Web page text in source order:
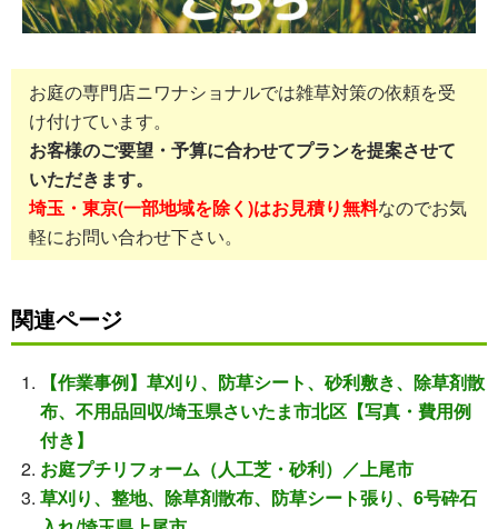
お庭の専門店ニワナショナルでは雑草対策の依頼を受
け付けています。
お客様のご要望・予算に合わせてプランを提案させて
いただきます。
埼玉・東京(一部地域を除く)はお見積り無料なのでお気
軽にお問い合わせ下さい。
関連ページ
【作業事例】草刈り、防草シート、砂利敷き、除草剤散
布、不用品回収/埼玉県さいたま市北区【写真・費用例
付き】
お庭プチリフォーム（人工芝・砂利）／上尾市
草刈り、整地、除草剤散布、防草シート張り、6号砕石